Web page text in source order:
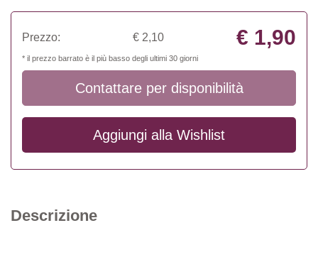
Prezzo: € 2,10 € 1,90
* il prezzo barrato è il più basso degli ultimi 30 giorni
Contattare per disponibilità
Aggiungi alla Wishlist
Descrizione